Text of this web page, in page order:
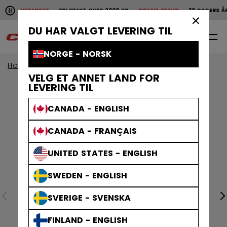
DU HAR VALGT LEVERING TIL
NORGE - NORSK
VELG ET ANNET LAND FOR
LEVERING TIL
CANADA - ENGLISH
CANADA - FRANÇAIS
UNITED STATES - ENGLISH
SWEDEN - ENGLISH
SVERIGE - SVENSKA
FINLAND - ENGLISH
Pause the horizontal scroll animation.
LEVERANSERFRI FRAKT OVER 2000 KRGRATIS RETUR30 DAGERS
Raske leveranser Fri frakt over 2000 krGratis
0
Home Klær Samlinger Athleisure